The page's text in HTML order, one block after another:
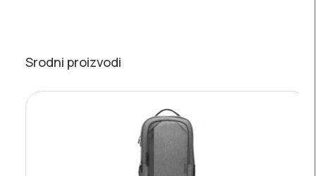
Srodni proizvodi